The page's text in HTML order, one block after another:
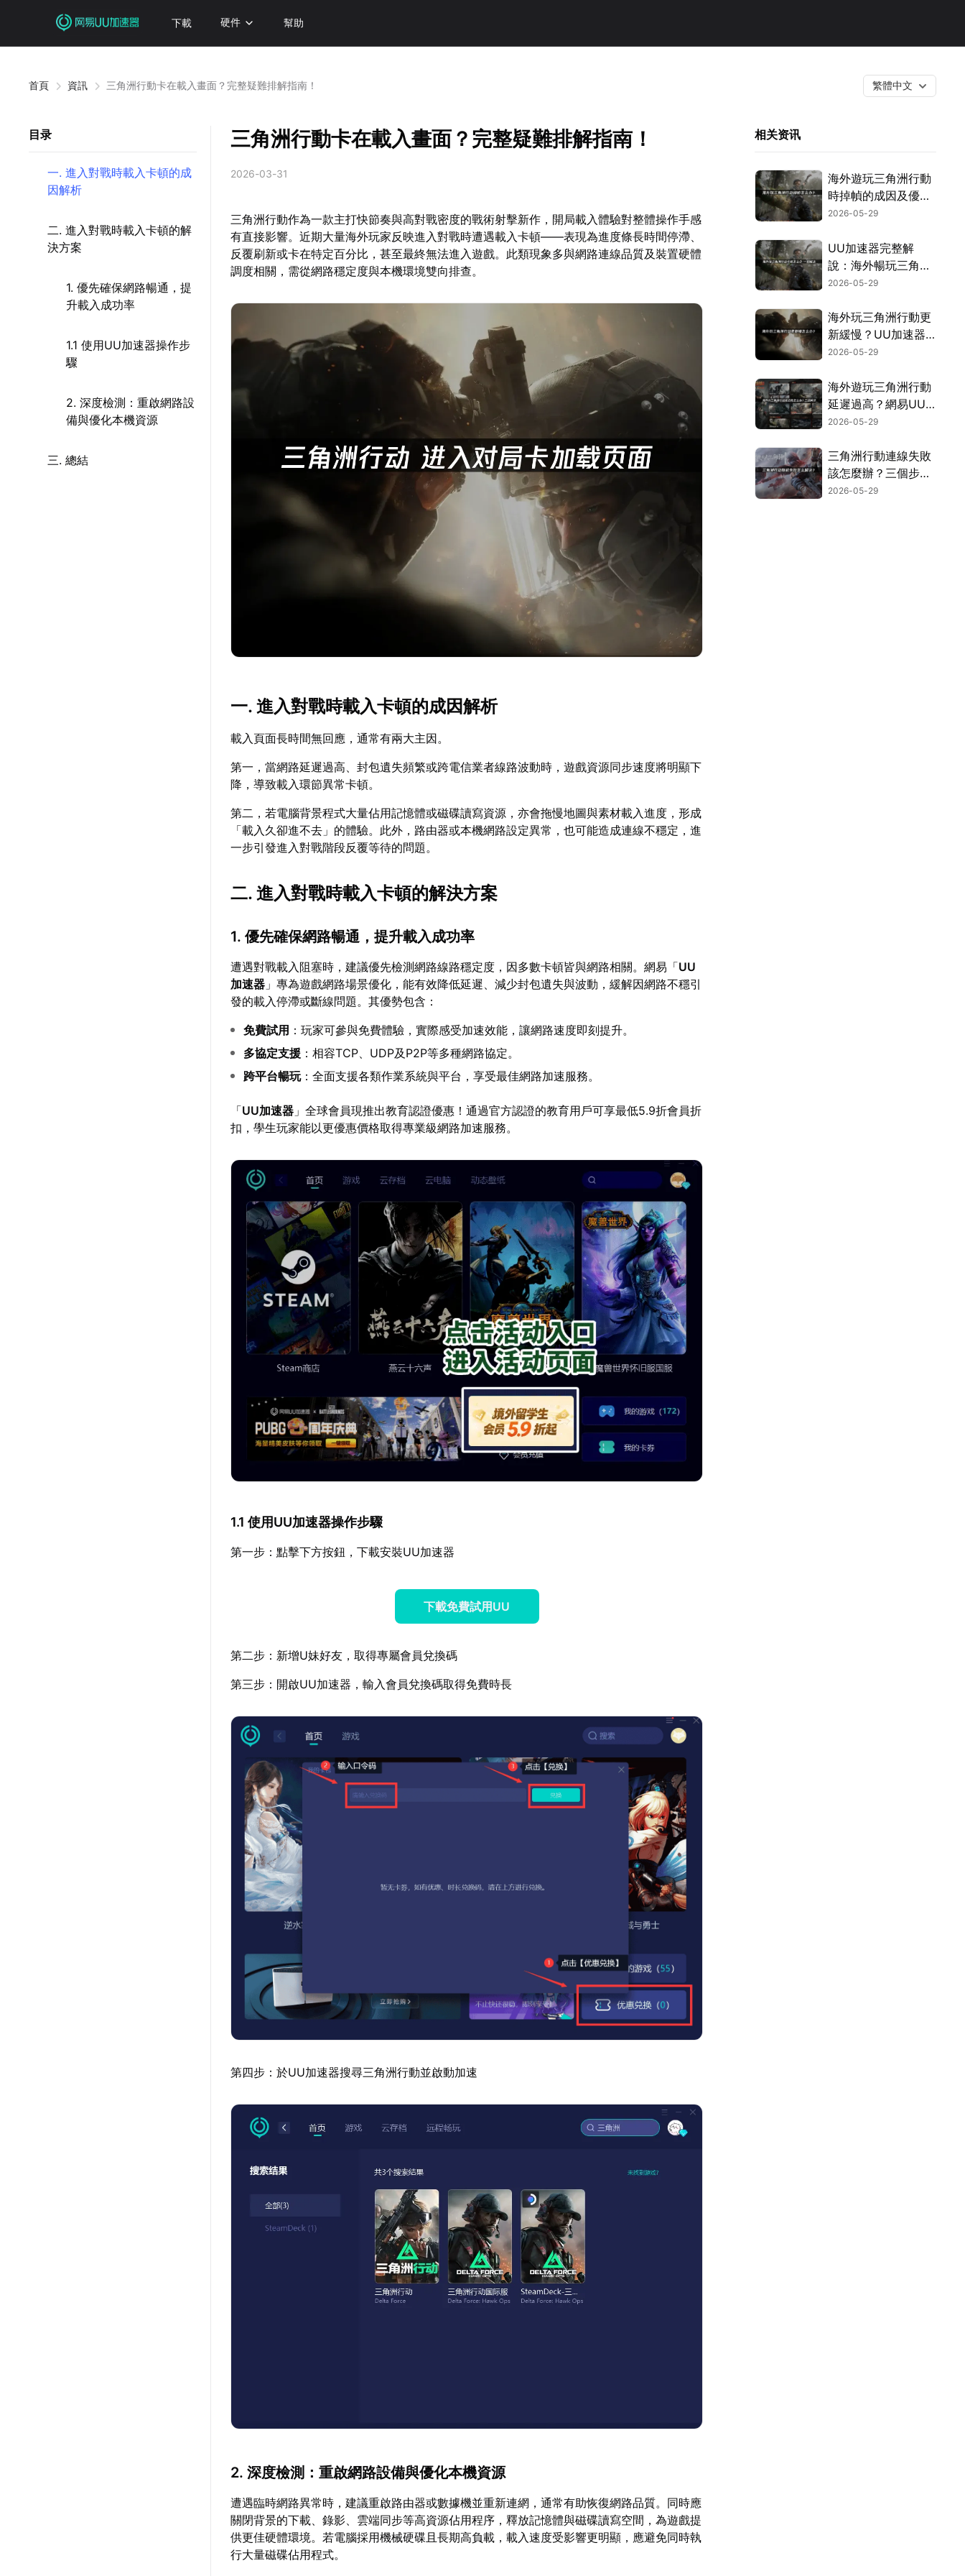
下載 硬件 幫助
首頁 資訊 三角洲行動卡在載入畫面？完整疑難排解指南！ 繁體中文
目录
一. 進入對戰時載入卡頓的成
因解析
二. 進入對戰時載入卡頓的解
決方案
1. 優先確保網路暢通，提
升載入成功率
1.1 使用UU加速器操作步
驟
2. 深度檢測：重啟網路設
備與優化本機資源
三. 總結
三角洲行動卡在載入畫面？完整疑難排解指南！
2026-03-31
三角洲行動作為一款主打快節奏與高對戰密度的戰術射擊新作，開局載入體驗對整體操作手感
有直接影響。近期大量海外玩家反映進入對戰時遭遇載入卡頓——表現為進度條長時間停滯、
反覆刷新或卡在特定百分比，甚至最終無法進入遊戲。此類現象多與網路連線品質及裝置硬體
調度相關，需從網路穩定度與本機環境雙向排查。
一. 進入對戰時載入卡頓的成因解析
載入頁面長時間無回應，通常有兩大主因。
第一，當網路延遲過高、封包遺失頻繁或跨電信業者線路波動時，遊戲資源同步速度將明顯下
降，導致載入環節異常卡頓。
第二，若電腦背景程式大量佔用記憶體或磁碟讀寫資源，亦會拖慢地圖與素材載入進度，形成
「載入久卻進不去」的體驗。此外，路由器或本機網路設定異常，也可能造成連線不穩定，進
一步引發進入對戰階段反覆等待的問題。
二. 進入對戰時載入卡頓的解決方案
1. 優先確保網路暢通，提升載入成功率
遭遇對戰載入阻塞時，建議優先檢測網路線路穩定度，因多數卡頓皆與網路相關。網易「UU
加速器 」專為遊戲網路場景優化，能有效降低延遲、減少封包遺失與波動，緩解因網路不穩引
發的載入停滯或斷線問題。其優勢包含：
免費試用 ：玩家可參與免費體驗，實際感受加速效能，讓網路速度即刻提升。
多協定支援 ：相容TCP、UDP及P2P等多種網路協定。
跨平台暢玩：全面支援各類作業系統與平台，享受最佳網路加速服務。
「UU加速器 」全球會員現推出教育認證優惠！通過官方認證的教育用戶可享最低5.9折會員折
扣，學生玩家能以更優惠價格取得專業級網路加速服務。
1.1 使用UU加速器操作步驟
第一步：點擊下方按鈕，下載安裝UU加速器
下載免費試用UU
第二步：新增U妹好友，取得專屬會員兌換碼
第三步：開啟UU加速器，輸入會員兌換碼取得免費時長
第四步：於UU加速器搜尋三角洲行動並啟動加速
2. 深度檢測：重啟網路設備與優化本機資源
遭遇臨時網路異常時，建議重啟路由器或數據機並重新連網，通常有助恢復網路品質。同時應
關閉背景的下載、錄影、雲端同步等高資源佔用程序，釋放記憶體與磁碟讀寫空間，為遊戲提
供更佳硬體環境。若電腦採用機械硬碟且長期高負載，載入速度受影響更明顯，應避免同時執
行大量磁碟佔用程式。
相关资讯
海外遊玩三角洲行動
時掉幀的成因及優化
方式完整剖析！
2026-05-29
UU加速器完整解
說：海外暢玩三角洲
行動告別卡頓！
2026-05-29
海外玩三角洲行動更
新緩慢？UU加速器
實測有效解決！
2026-05-29
海外遊玩三角洲行動
延遲過高？網易UU
加速器穩定加速攻
2026-05-29
三角洲行動連線失敗
該怎麼辦？三個步驟
搞定組隊卡頓問題！
2026-05-29